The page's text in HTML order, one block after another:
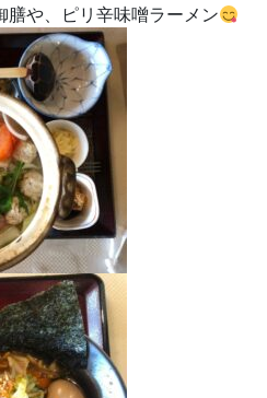
や、ピリ辛味噌ラーメン